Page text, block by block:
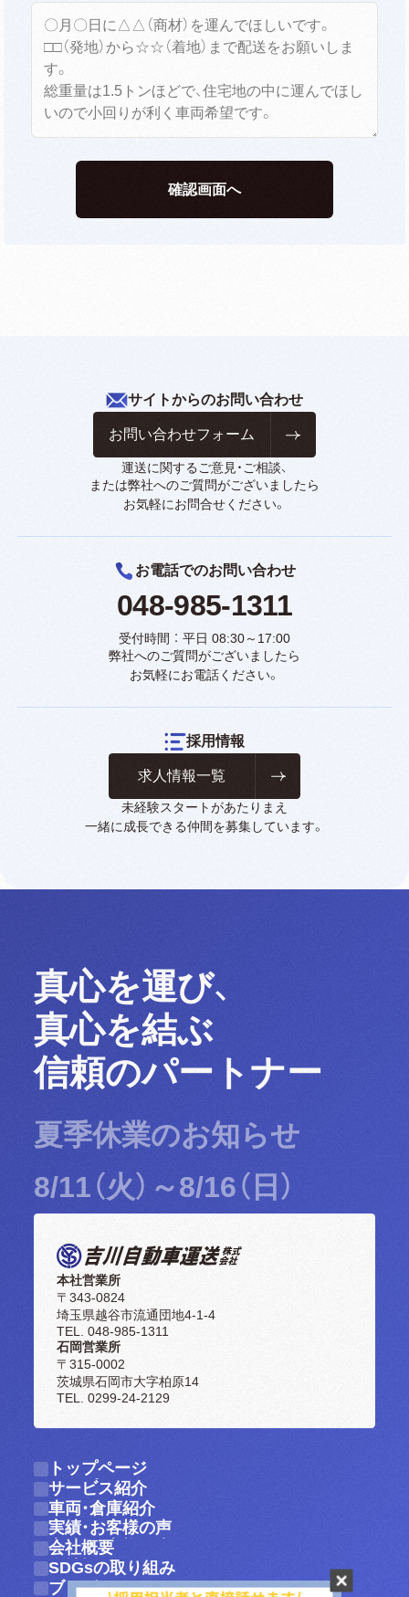
サイトからのお問い合わせ
お問い合わせフォーム
運送に関するご意見・ご相談、
または弊社へのご質問がございましたら
お気軽にお問合せください。
お電話でのお問い合わせ
048-985-1311
受付時間 ： 平日 08:30～17:00
弊社へのご質問がございましたら
お気軽にお電話ください。
採用情報
求人情報一覧
未経験スタートがあたりまえ
一緒に成長できる仲間を募集しています。
本社営業所
〒343-0824
埼玉県越谷市流通団地4-1-4
TEL. 048-985-1311
石岡営業所
〒315-0002
茨城県石岡市大字柏原14
TEL. 0299-24-2129
真心を運び、
真心を結ぶ
信頼のパートナー
夏季休業のお知らせ
8/11（火）～8/16（日）
トップページ
トップページ
サービス紹介
サービス紹介
車両・倉庫紹介
車両・倉庫紹介
実績・お客様の声
実績・お客様の声
会社概要
会社概要
SDGsの取り組み
SDGsの取り組み
ブログ